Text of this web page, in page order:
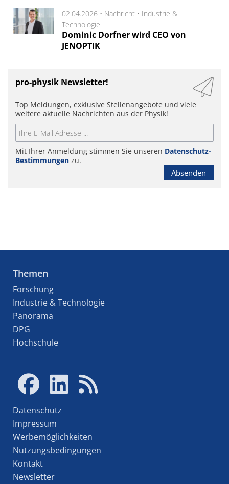
02.04.2026 • Nachricht • Industrie &
Technologie
Dominic Dorfner wird CEO von
JENOPTIK
pro-physik Newsletter!
Top Meldungen, exklusive Stellenangebote und viele
weitere aktuelle Nachrichten aus der Physik!
Mit Ihrer Anmeldung stimmen Sie unseren Datenschutz-
Bestimmungen zu.
Absenden
Themen
Forschung
Industrie & Technologie
Panorama
DPG
Hochschule
Datenschutz
Impressum
Werbemöglichkeiten
Nutzungsbedingungen
Kontakt
Newsletter